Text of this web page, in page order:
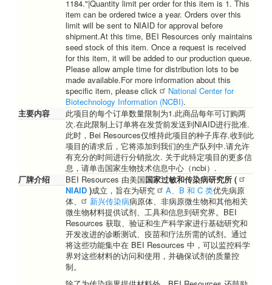
1184."|Quantity limit per order for this item is 1. This
item can be ordered twice a year. Orders over this
limit will be sent to NIAID for approval before
shipment.At this time, BEI Resources only maintains
seed stock of this item. Once a request is received
for this item, it will be added to our production queue.
Please allow ample time for distribution lots to be
made available.For more information about this
specific item, please click
National Center for
Biotechnology Information (NCBI).
主要内容
此项目的每个订单数量限制为1.此商品每年可订购两
次.在此限制上订单将在发货前发送到NIAID进行批准.
此时，Bei Resources仅维持此项目的种子库存.收到此
项目的请求后，它将添加到我们的生产队列中.请允许
有充分的时间进行分销批次. 关于此特定项目的更多信
息，请单击国家生物技术信息中心（ncbi）.
厂牌介绍
BEI Resources 由美国国家过敏和传染病研究所 (
NIAID)成立，旨在为研究 A、B 和 C 类优先病原
体、
新兴传染病病原体、非病原微生物和其他相关
微生物材料提供试剂、工具和信息到研究界。BEI
Resources 获取、验证和生产科学家进行基础研究和
开发改进的诊断测试、疫苗和疗法所需的试剂。通过
将这些功能集中在 BEI Resources 中，可以监控科学
界对这些材料的访问和使用，并确保试剂的质量控
制。